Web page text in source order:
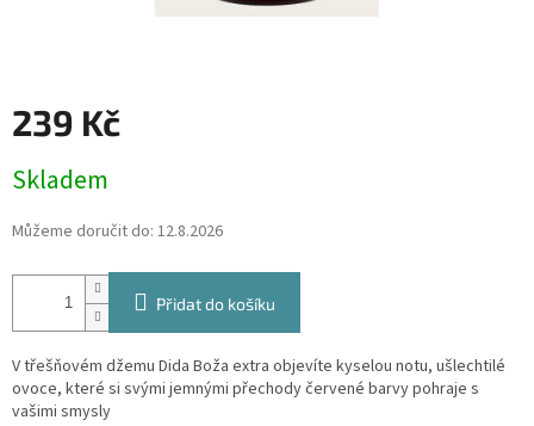
239 Kč
cena:
Skladem
Můžeme doručit do: 12.8.2026
Přidat do košíku
V třešňovém džemu Dida Boža extra objevíte kyselou notu, ušlechtilé
ovoce, které si svými jemnými přechody červené barvy pohraje s
vašimi smysly